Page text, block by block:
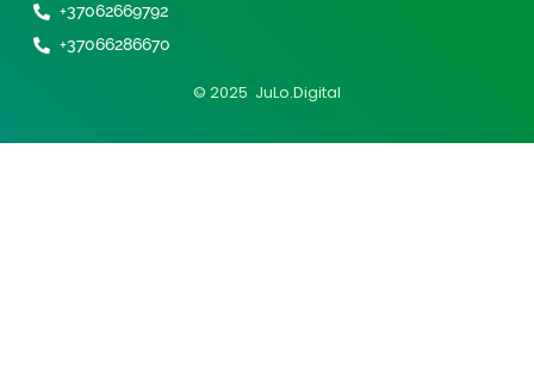
+37062669792
+37066286670
© 2025 JuLo.Digital